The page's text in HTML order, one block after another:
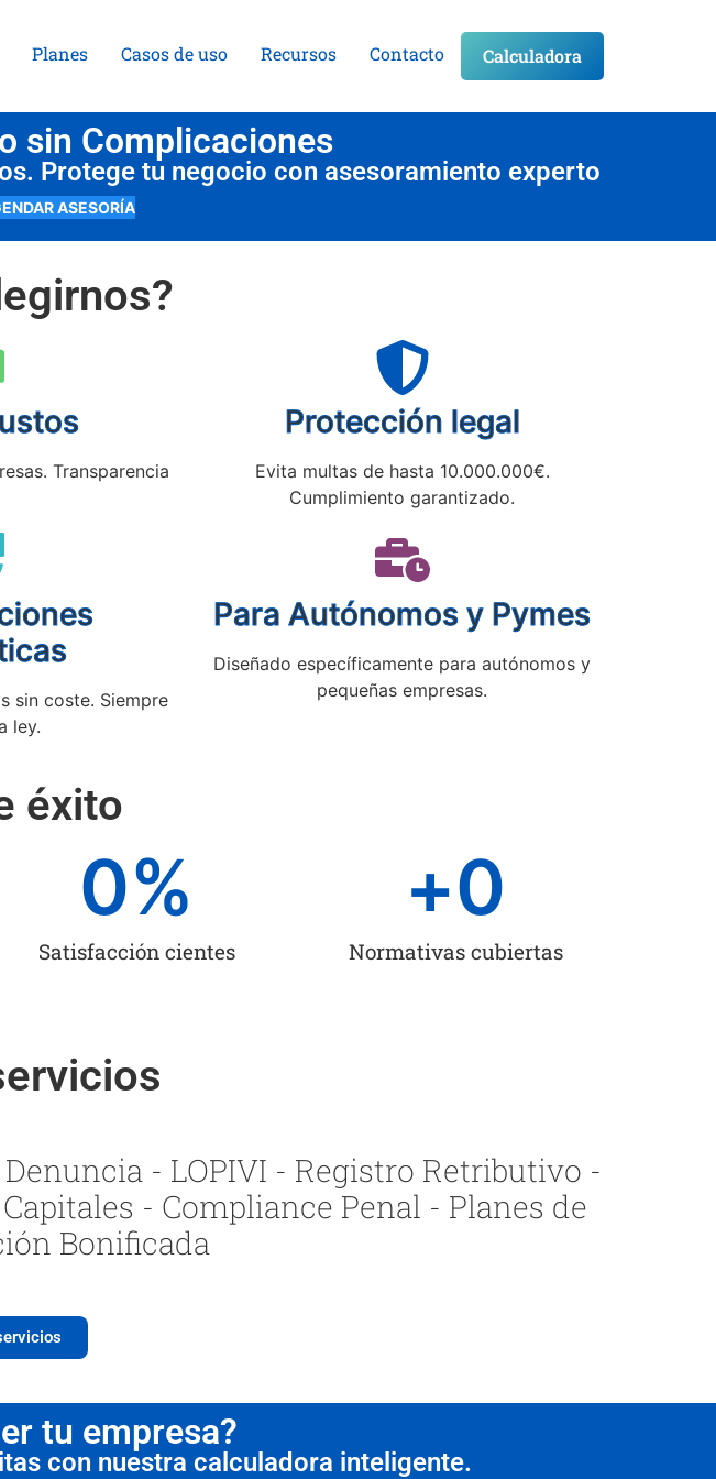
Planes Casos de uso Recursos Contacto Calculadora
sin Complicaciones
Protege tu negocio con asesoramiento experto
ASESORÍA
Transparencia
Protección legal
Evita multas de hasta 10.000.000€.
Cumplimiento garantizado.
sin coste. Siempre
ley.
Para Autónomos y Pymes
Diseñado específicamente para autónomos y
pequeñas empresas.
éxito
Satisfacción cientes
0%
Normativas cubiertas
+0
- LOPIVI - Registro Retributivo -
- Compliance Penal - Planes de
Bonificada
tu empresa?
con nuestra calculadora inteligente.